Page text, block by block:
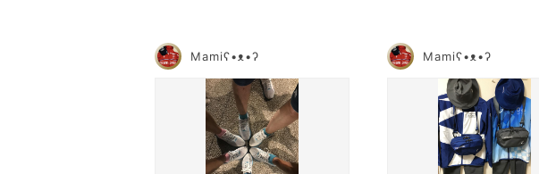
Mamiʕ•ᴥ•ʔ Mamiʕ•ᴥ•ʔ